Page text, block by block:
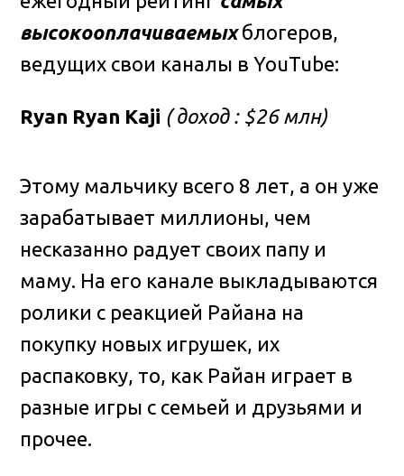
высокооплачиваемыхблогеров,
ведущих свои каналы в YouTube:
Ryan Ryan Kaji ( доход : $26 млн)
Этому мальчику всего 8 лет, а он уже
зарабатывает миллионы, чем
несказанно радует своих папу и
маму. На его канале выкладываются
ролики с реакцией Райана на
покупку новых игрушек, их
распаковку, то, как Райан играет в
разные игры с семьей и друзьями и
прочее.